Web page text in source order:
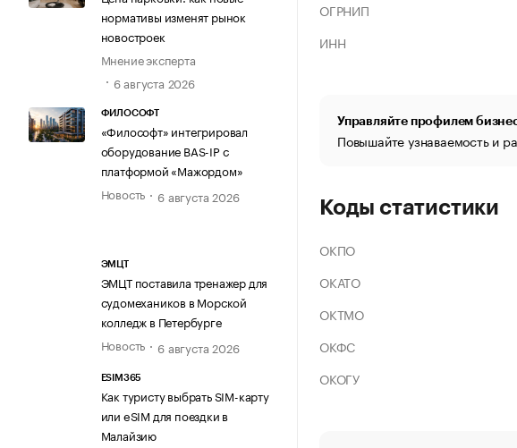
нормативы изменят рынок
новостроек
Мнение эксперта
6 августа 2026
ФИЛОСОФТ
«Философт» интегрировал
оборудование BAS-IP с
платформой «Мажордом»
Новость
6 августа 2026
ЭМЦТ
ЭМЦТ поставила тренажер для
судомехаников в Морской
колледж в Петербурге
Новость
6 августа 2026
ESIM365
Как туристу выбрать SIM-карту
или eSIM для поездки в
Малайзию
ОГРНИП
ИНН
Управляйте профилем
Повышайте узнаваемость и
Коды статистики
ОКПО
ОКАТО
ОКТМО
ОКФС
ОКОГУ